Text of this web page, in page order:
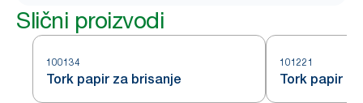
Slični proizvodi
100134
Tork papir za brisanje
101221
Tork papir